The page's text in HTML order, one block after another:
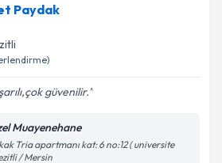
Cengiziçin randevu takvimi talebi
uzmandan randevu almanız için bir
e-posta ile bilgilendireceğiz.
işlenmesine ilişkinAydınlatma
Paydak
güvenilir.
Muayenehane
Tria apartmanı kat: 6 no:12 ( universite
/ Mersin